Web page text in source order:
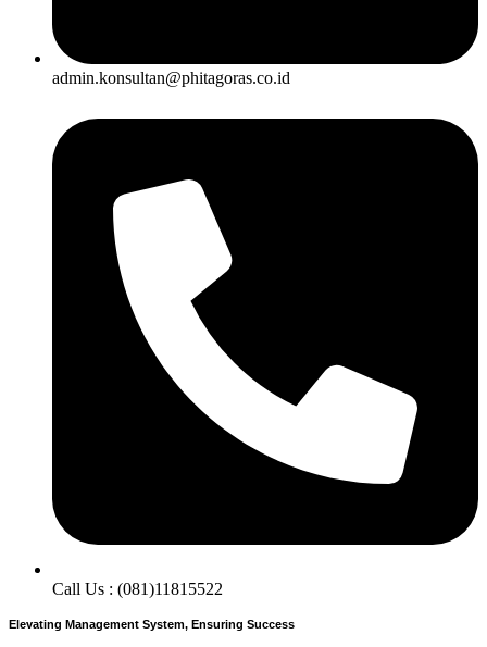
admin.konsultan@phitagoras.co.id
Call Us : (081)11815522
Elevating Management System, Ensuring Success